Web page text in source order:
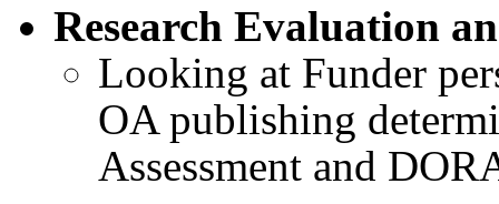
Research Evaluation
Looking at Funder
OA publishing
Assessment and